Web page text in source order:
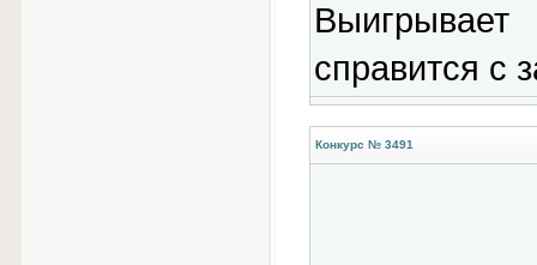
справится с
Конкурс № 3491